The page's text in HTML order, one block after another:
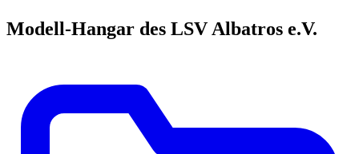
Modell-Hangar des LSV Albatros e.V.